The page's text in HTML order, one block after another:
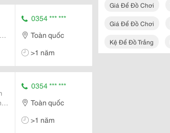
0354 *** ***
Toàn quốc
>1 năm
0354 *** ***
Toàn quốc
>1 năm
Giá Để Đồ Chơi
Giá Để Đồ Chơi
Kệ Để Đồ Trắng